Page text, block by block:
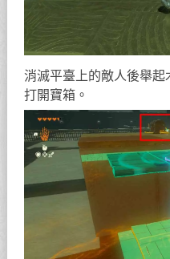
消滅平臺上的敵人後舉
打開寶箱。